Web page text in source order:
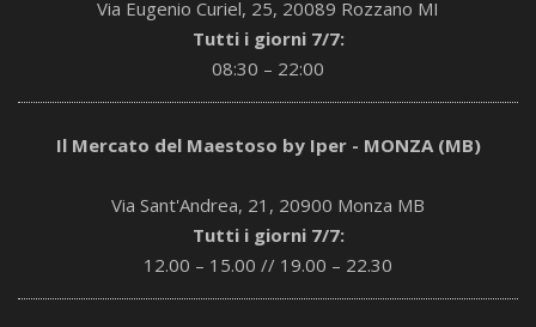
Via Eugenio Curiel, 25, 20089 Rozzano MI
Tutti i giorni 7/7:
08:30 – 22:00
Il Mercato del Maestoso by Iper - MONZA (MB)
Via Sant'Andrea, 21, 20900 Monza MB
Tutti i giorni 7/7:
12.00 – 15.00 // 19.00 – 22.30